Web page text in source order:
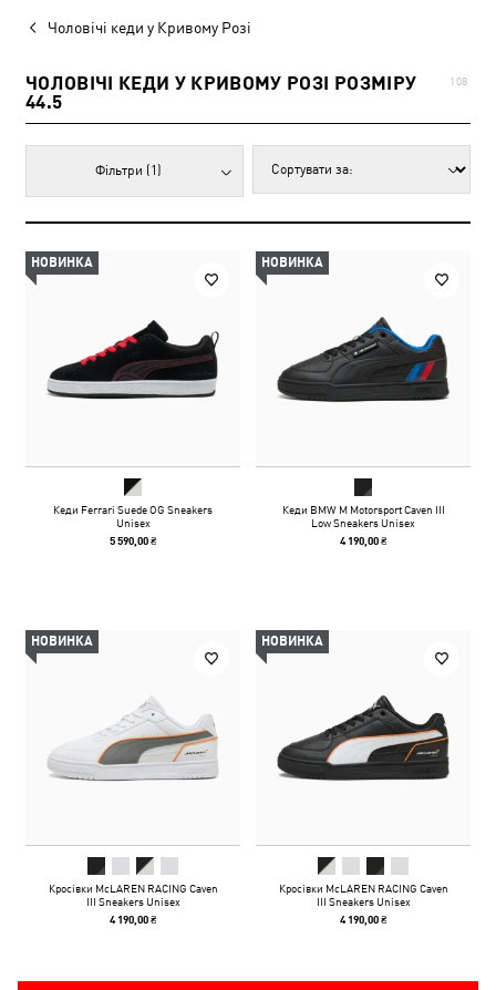
Чоловічі кеди у Кривому Розі
ЧОЛОВІЧІ КЕДИ У КРИВОМУ РОЗІ РОЗМІРУ
44.5
108
Фільтри (1)
НОВИНКА
Кеди Ferrari Suede OG Sneakers
Unisex
5 590,00 ₴
НОВИНКА
Кеди BMW M Motorsport Caven III
Low Sneakers Unisex
4 190,00 ₴
НОВИНКА
Кросівки McLAREN RACING Caven
III Sneakers Unisex
4 190,00 ₴
НОВИНКА
Кросівки McLAREN RACING Caven
III Sneakers Unisex
4 190,00 ₴